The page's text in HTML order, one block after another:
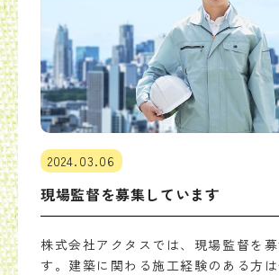
2024.03.06
現場監督を募集しています
株式会社アクタスでは、現場監督を
す。建築に関わる施工経験のある方